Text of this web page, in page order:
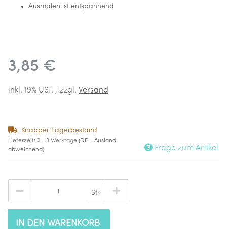
Ausmalen ist entspannend
3,85 €
inkl. 19% USt. , zzgl. Versand
Knapper Lagerbestand
Lieferzeit: 2 - 3 Werktage (DE - Ausland
abweichend)
Frage zum Artikel
Stk
IN DEN WARENKORB